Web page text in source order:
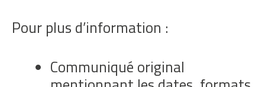
Pour plus d’information :
Communiqué original